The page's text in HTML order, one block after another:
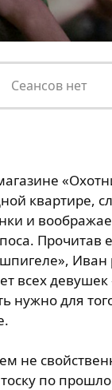
Сеансов нет
квартире,
и
Прочитав
всех девушек
нужно для
не
по